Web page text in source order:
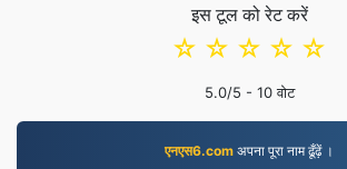
इस टूल को रेट करें
☆
☆
☆
☆
☆
5.0/5 - 10वोट
एनएस6.com अपना पूरा नाम ढूँढ़ें ।